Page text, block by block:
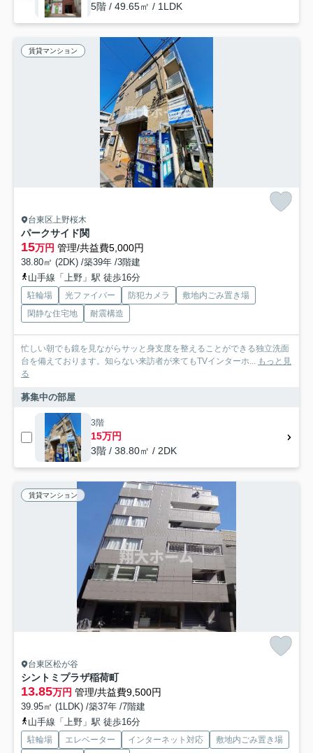
5階 / 49.65㎡ / 1LDK
賃貸マンション
台東区上野桜木
パークサイド関
15万円 管理/共益費5,000円
38.80㎡ (2DK) /築39年 /3階建
山手線「上野」駅 徒歩16分
駐輪場 光ファイバー 防犯カメラ
敷地内ごみ置き場
閑静な住宅地
耐震構造
忙しい朝でも鏡を見ながらサッと身支度を整えることができる独立洗面
台を備えております。知らない来訪者が来てもTVインターホ... もっと見
る
募集中の部屋
3階
15万円
3階 / 38.80㎡ / 2DK
賃貸マンション
台東区松が谷
シントミプラザ稲荷町
13.85万円 管理/共益費9,500円
39.95㎡ (1LDK) /築37年 /7階建
山手線「上野」駅 徒歩16分
駐輪場 エレベーター インターネット対応 敷地内ごみ置き場